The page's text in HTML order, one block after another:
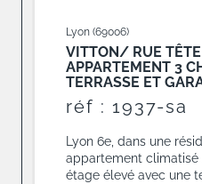
Lyon (69006)
VITTON/ RUE TÊTE
APPARTEMENT 3
TERRASSE ET
réf : 1937-sa
Lyon 6e, dans une
appartement climatisé
étage élevé avec une